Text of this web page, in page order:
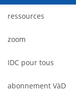
ressources
zoom
IDC pour tous
abonnement VàD